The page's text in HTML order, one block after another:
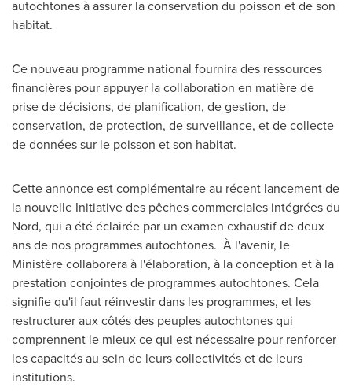
autochtones à assurer la conservation du poisson et de son
habitat.
Ce nouveau programme national fournira des ressources
financières pour appuyer la collaboration en matière de
prise de décisions, de planification, de gestion, de
conservation, de protection, de surveillance, et de collecte
de données sur le poisson et son habitat.
Cette annonce est complémentaire au récent lancement de
la nouvelle Initiative des pêches commerciales intégrées du
Nord, qui a été éclairée par un examen exhaustif de deux
ans de nos programmes autochtones. À l'avenir, le
Ministère collaborera à l'élaboration, à la conception et à la
prestation conjointes de programmes autochtones. Cela
signifie qu'il faut réinvestir dans les programmes, et les
restructurer aux côtés des peuples autochtones qui
comprennent le mieux ce qui est nécessaire pour renforcer
les capacités au sein de leurs collectivités et de leurs
institutions.